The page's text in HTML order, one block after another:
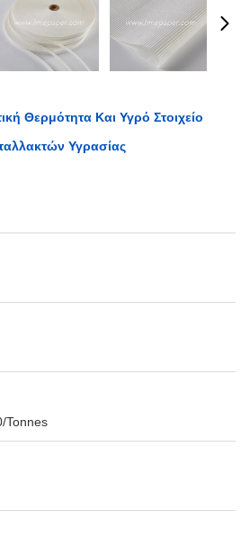
Θερμότητα Και Υγρό Στοιχείο
Υγρασίας
Tonnes